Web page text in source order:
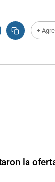
+
la